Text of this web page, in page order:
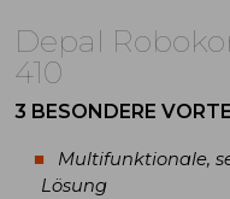
Depal
410
3 BESONDERE
Multifunktionale,
Lösung